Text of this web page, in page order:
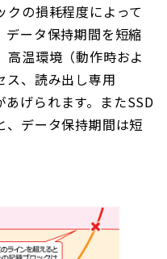
クの損耗程度によって
ータ保持期間を短縮
高温環境（動作時およ
ス、読み出し専用
あげられます。またSSD
、データ保持期間は短